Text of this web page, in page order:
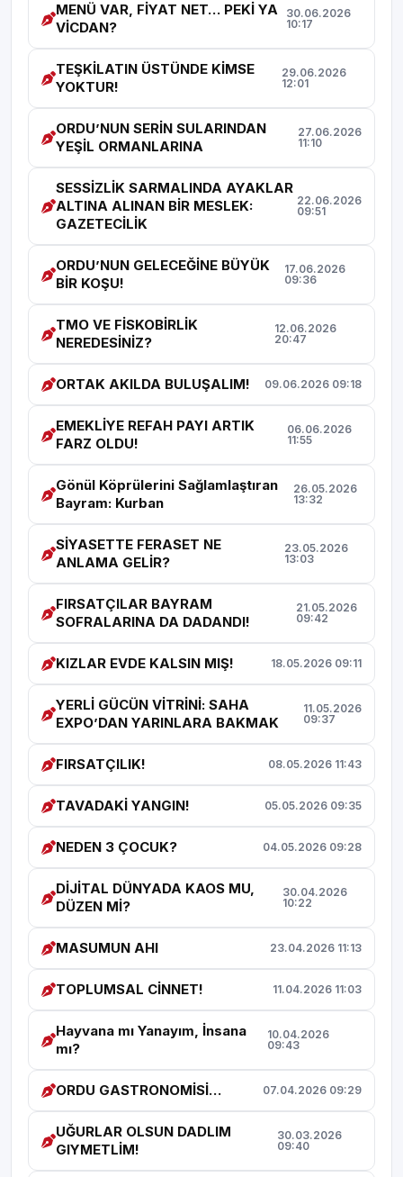
MENÜ VAR, FİYAT NET… PEKİ YA
VİCDAN?
30.06.2026
10:17
TEŞKİLATIN ÜSTÜNDE KİMSE
YOKTUR!
29.06.2026
12:01
ORDU’NUN SERİN SULARINDAN
YEŞİL ORMANLARINA
27.06.2026
11:10
SESSİZLİK SARMALINDA AYAKLAR
ALTINA ALINAN BİR MESLEK:
GAZETECİLİK
22.06.2026
09:51
ORDU’NUN GELECEĞİNE BÜYÜK
BİR KOŞU!
17.06.2026
09:36
TMO VE FİSKOBİRLİK
NEREDESİNİZ?
12.06.2026
20:47
ORTAK AKILDA BULUŞALIM! 09.06.2026 09:18
EMEKLİYE REFAH PAYI ARTIK
FARZ OLDU!
06.06.2026
11:55
Gönül Köprülerini Sağlamlaştıran
Bayram: Kurban
26.05.2026
13:32
SİYASETTE FERASET NE
ANLAMA GELİR?
23.05.2026
13:03
FIRSATÇILAR BAYRAM
SOFRALARINA DA DADANDI!
21.05.2026
09:42
KIZLAR EVDE KALSIN MIŞ! 18.05.2026 09:11
YERLİ GÜCÜN VİTRİNİ: SAHA
EXPO’DAN YARINLARA BAKMAK
11.05.2026
09:37
FIRSATÇILIK! 08.05.2026 11:43
TAVADAKİ YANGIN! 05.05.2026 09:35
NEDEN 3 ÇOCUK? 04.05.2026 09:28
DİJİTAL DÜNYADA KAOS MU,
DÜZEN Mİ?
30.04.2026
10:22
MASUMUN AHI 23.04.2026 11:13
TOPLUMSAL CİNNET! 11.04.2026 11:03
Hayvana mı Yanayım, İnsana
mı?
10.04.2026
09:43
ORDU GASTRONOMİSİ… 07.04.2026 09:29
UĞURLAR OLSUN DADLIM
GIYMETLİM!
30.03.2026
09:40